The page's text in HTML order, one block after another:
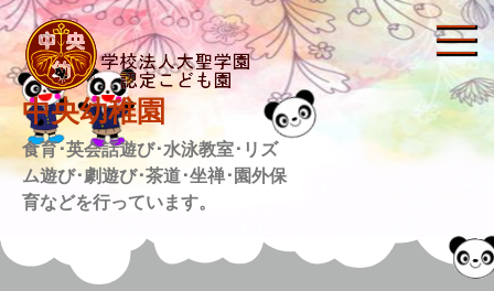
Skip
to
content
中央幼稚園
食育･英会話遊び･水泳教室･リズ
ム遊び･劇遊び･茶道･坐禅･園外保
育などを行っています。